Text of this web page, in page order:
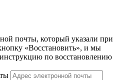
почты, который указали при
«Восстановить», и мы
по восстановлению